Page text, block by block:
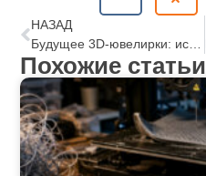
НАЗАД
Будущее 3D-ювелирки: искусственный интеллект и автоматизация дизайна
Похожие статьи